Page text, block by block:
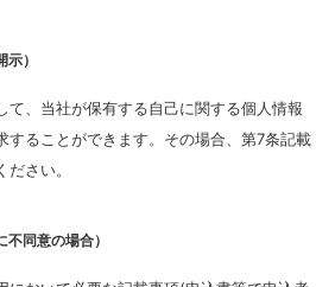
）
て、当社が保有する自己に関する個人情報
することができます。その場合、第7条記載
さい。
同意の場合）